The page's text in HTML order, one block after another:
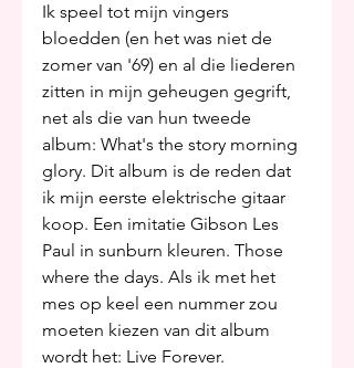
Ik speel tot mijn vingers
bloedden (en het was niet de
zomer van '69) en al die liederen
zitten in mijn geheugen gegrift,
net als die van hun tweede
album: What's the story morning
glory. Dit album is de reden dat
ik mijn eerste elektrische gitaar
koop. Een imitatie Gibson Les
Paul in sunburn kleuren. Those
where the days. Als ik met het
mes op keel een nummer zou
moeten kiezen van dit album
wordt het: Live Forever.